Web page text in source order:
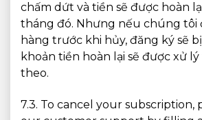
chấm dứt và tiền sẽ được hoàn
tháng đó. Nhưng nếu chúng tôi
hàng trước khi hủy, đăng ký sẽ
khoản tiền hoàn lại sẽ được xử
theo.
7.3. To cancel your subscription,